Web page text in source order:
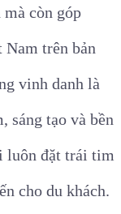
còn góp
trên bản
vinh danh là
sáng tạo và bền
luôn đặt trái tim
cho du khách.